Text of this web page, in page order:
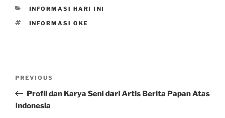
CATEGORIES
INFORMASI HARI INI
TAGS
INFORMASI OKE
Previous
Post
PREVIOUS
Profil dan Karya Seni dari Artis Berita Papan Atas
Indonesia